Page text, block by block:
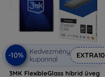
-10%
Kedvezmény
kuponnal
EXTRA10
3MK FlexibleGlass hibrid üveg